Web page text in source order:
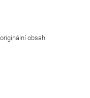
obsah